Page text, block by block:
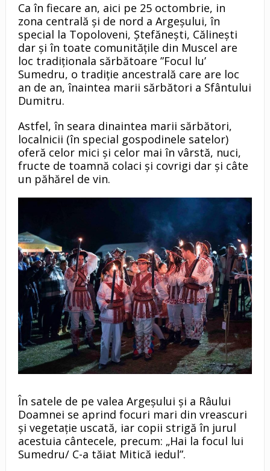
Ca în fiecare an, aici pe 25 octombrie, in
zona centrală și de nord a Argeșului, în
special la Topoloveni, Ștefănești, Călinești
dar și în toate comunitățile din Muscel are
loc tradiționala sărbătoare ”Focul lu’
Sumedru, o tradiţie ancestrală care are loc
an de an, înaintea marii sărbători a Sfântului
Dumitru.
Astfel, în seara dinaintea marii sărbători,
localnicii (în special gospodinele satelor)
oferă celor mici şi celor mai în vârstă, nuci,
fructe de toamnă colaci şi covrigi dar şi câte
un păhărel de vin.
În satele de pe valea Argeşului şi a Râului
Doamnei se aprind focuri mari din vreascuri
şi vegetaţie uscată, iar copii strigă în jurul
acestuia cântecele, precum: „Hai la focul lui
Sumedru/ C-a tăiat Mitică iedul”.